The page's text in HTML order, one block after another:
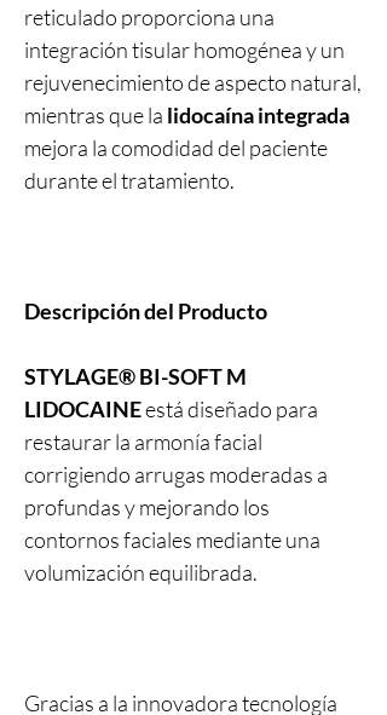
reticulado proporciona una
integración tisular homogénea y un
rejuvenecimiento de aspecto natural,
mientras que la lidocaína integrada
mejora la comodidad del paciente
durante el tratamiento.
Descripción del Producto
STYLAGE® BI-SOFT M
LIDOCAINEestá diseñado para
restaurar la armonía facial
corrigiendo arrugas moderadas a
profundas y mejorando los
contornos faciales mediante una
volumización equilibrada.
Gracias a la innovadora tecnología